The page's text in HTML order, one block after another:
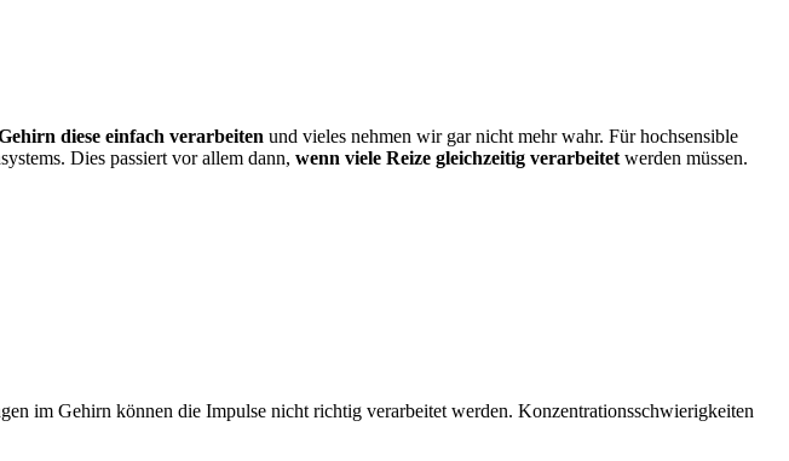
diese einfach verarbeiten und vieles nehmen wir gar nicht mehr wahr. Für hochsensible
Dies passiert vor allem dann, wenn viele Reize gleichzeitig verarbeitet werden müssen.
im Gehirn können die Impulse nicht richtig verarbeitet werden. Konzentrationsschwierigkeiten